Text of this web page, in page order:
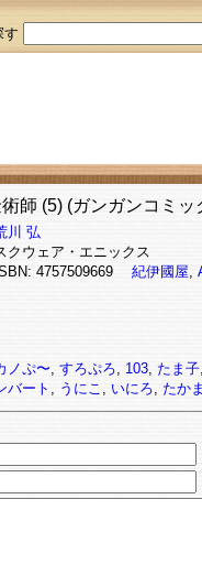
す
師 (5) (ガンガンコミッ
川 弘
クウェア・エニックス
4757509669 紀伊國屋,
ノぷ〜, すろぷろ, 103, たま子
バート , うにこ , いにろ, たか